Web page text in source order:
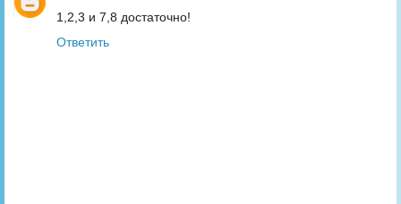
1,2,3 и 7,8 достаточно!
Ответить